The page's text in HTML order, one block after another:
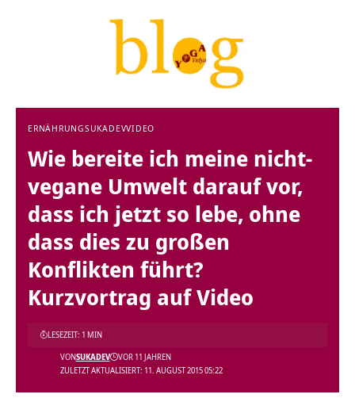
ERNÄHRUNGSUKADEVVIDEO
Wie bereite ich meine nicht-
vegane Umwelt darauf vor,
dass ich jetzt so lebe, ohne
dass dies zu großen
Konflikten führt?
Kurzvortrag auf Video
ZULETZT AKTUALISIERT: 11. AUGUST 2015 05:22
VONSUKADEV VOR 11 JAHREN
LESEZEIT: 1 MIN